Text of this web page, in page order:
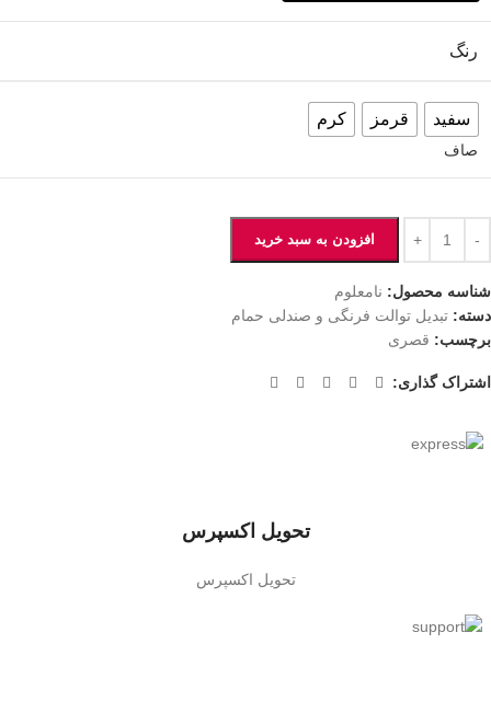
رنگ
سفید قرمز کرم
صاف
افزودن به سبد خرید
شناسه محصول: نامعلوم
دسته: تبدیل توالت فرنگی و صندلی حمام
برچسب: قصری
اشتراک گذاری:
تحویل اکسپرس
تحویل اکسپرس